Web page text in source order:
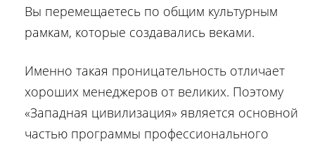
Вы перемещаетесь по общим культурным
рамкам, которые создавались веками.
Именно такая проницательность отличает
хороших менеджеров от великих. Поэтому
«Западная цивилизация» является основной
частью программы профессионального